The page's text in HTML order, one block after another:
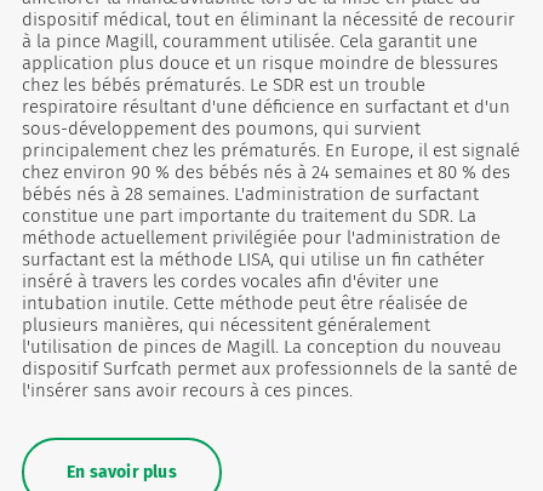
dispositif médical, tout en éliminant la nécessité de recourir
à la pince Magill, couramment utilisée. Cela garantit une
application plus douce et un risque moindre de blessures
chez les bébés prématurés. Le SDR est un trouble
respiratoire résultant d'une déficience en surfactant et d'un
sous-développement des poumons, qui survient
principalement chez les prématurés. En Europe, il est signalé
chez environ 90 % des bébés nés à 24 semaines et 80 % des
bébés nés à 28 semaines. L'administration de surfactant
constitue une part importante du traitement du SDR. La
méthode actuellement privilégiée pour l'administration de
surfactant est la méthode LISA, qui utilise un fin cathéter
inséré à travers les cordes vocales afin d'éviter une
intubation inutile. Cette méthode peut être réalisée de
plusieurs manières, qui nécessitent généralement
l'utilisation de pinces de Magill. La conception du nouveau
dispositif Surfcath permet aux professionnels de la santé de
l'insérer sans avoir recours à ces pinces.
En savoir plus